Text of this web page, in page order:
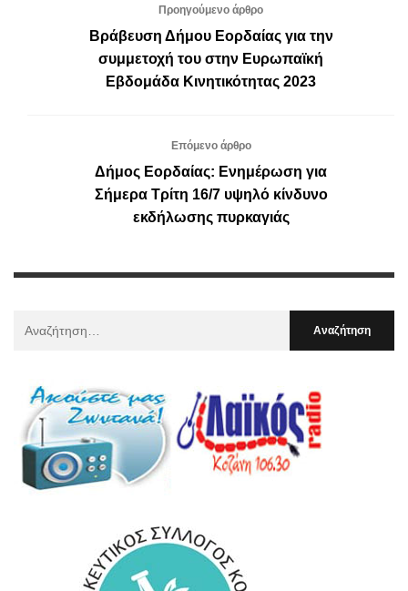
Προηγούμενο άρθρο
Βράβευση Δήμου Εορδαίας για την
συμμετοχή του στην Ευρωπαϊκή
Εβδομάδα Κινητικότητας 2023
Επόμενο άρθρο
Δήμος Εορδαίας: Ενημέρωση για
Σήμερα Τρίτη 16/7 υψηλό κίνδυνο
εκδήλωσης πυρκαγιάς